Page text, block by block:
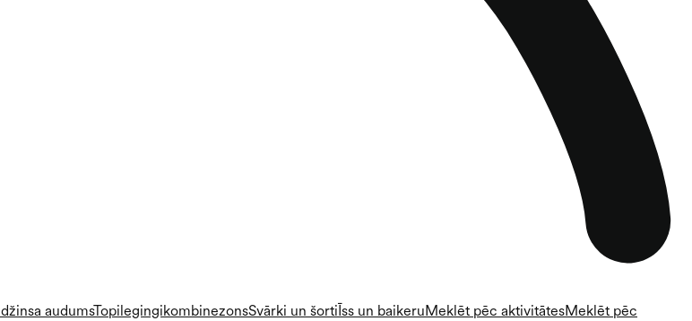
džinsa audumsTopilegingikombinezonsSvārki un šortiĪss un baikeruMeklēt pēc aktivitātesMeklēt pēc